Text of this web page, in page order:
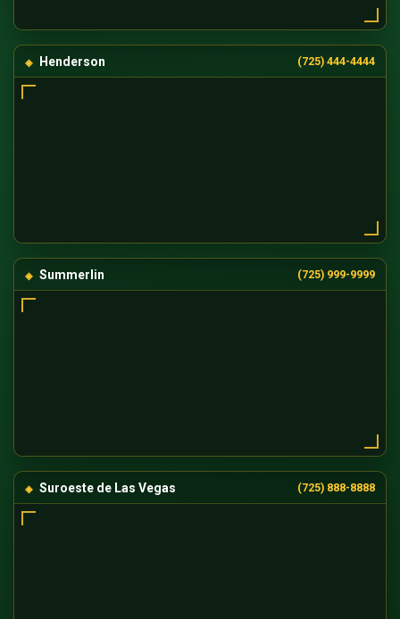
Henderson (725) 444-4444
Summerlin (725) 999-9999
Suroeste de Las Vegas (725) 888-8888